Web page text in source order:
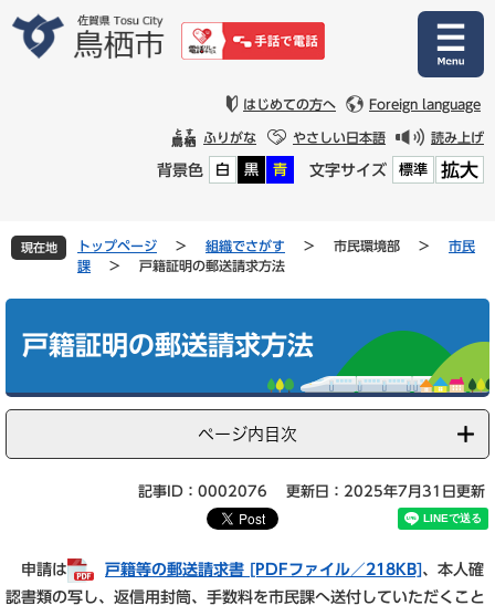
文
はじめての方へ Foreign language
ふりがな やさしい日本語 読み上げ
背景色 白 黒 青 文字サイズ 標準 拡大
現在地 トップページ > 組織でさがす > 市民環境部 >
市民
課
> 戸籍証明の郵送請求方法
戸籍証明の郵送請求方法
ページ内目次
記事ID：0002076 更新日：2025年7月31日更新
申請は 戸籍等の郵送請求書 [PDFファイル／218KB] 、本人確
認書類の写し、返信用封筒、手数料を市民課へ送付していただくこと